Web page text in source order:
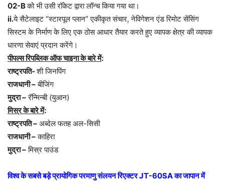
02-Bको भी उसी रॉकेट द्वारा लॉन्च किया गया था।
ii.ये सैटेलाइट “स्टारपूल प्लान” एकीकृत संचार, नेविगेशन एंड रिमोट सेंसिंग
सिस्टम के निर्माण के लिए एक ठोस आधार तैयार करते हुए व्यापक क्षेत्र की व्यापक
धारणा सेवाएं प्रदान करेंगे।
पीपल्स रिपब्लिक ऑफ चाइना के बारे में:
राष्ट्रपति- शी जिनपिंग
राजधानी –बीजिंग
मुद्रा –रॅन्मिन्बी (युआन)
मिस्र के बारे में:
राष्ट्रपति – अब्देल फतह अल-सिसी
राजधानी –काहिरा
मुद्रा –मिस्र पाउंड
विश्व के सबसे बड़े प्रायोगिक परमाणु संलयन रिएक्टरJT-60SAका जापान में